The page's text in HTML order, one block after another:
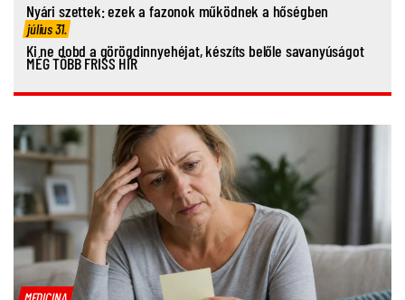
Nyári szettek: ezek a fazonok működnek a hőségben
július 31.
Ki ne dobd a görögdinnyehéjat, készíts belőle savanyúságot
MÉG TÖBB FRISS HÍR